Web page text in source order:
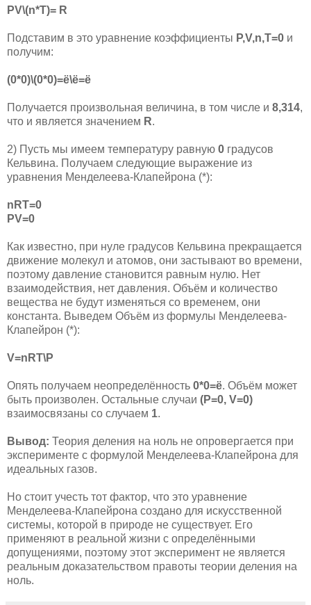
PV\(n*T)= R
Подставим в это уравнение коэффициенты P,V,n,T=0 и
получим:
(0*0)\(0*0)=ё\ё=ё
Получается произвольная величина, в том числе и 8,314,
что и является значением R.
2) Пусть мы имеем температуру равную 0 градусов
Кельвина. Получаем следующие выражение из
уравнения Менделеева-Клапейрона (*):
nRT=0
PV=0
Как известно, при нуле градусов Кельвина прекращается
движение молекул и атомов, они застывают во времени,
поэтому давление становится равным нулю. Нет
взаимодействия, нет давления. Объём и количество
вещества не будут изменяться со временем, они
константа. Выведем Объём из формулы Менделеева-
Клапейрон (*):
V=nRT\Р
Опять получаем неопределённость 0*0=ё. Объём может
быть произволен. Остальные случаи (Р=0, V=0)
взаимосвязаны со случаем 1.
Вывод: Теория деления на ноль не опровергается при
эксперименте с формулой Менделеева-Клапейрона для
идеальных газов.
Но стоит учесть тот фактор, что это уравнение
Менделеева-Клапейрона создано для искусственной
системы, которой в природе не существует. Его
применяют в реальной жизни с определёнными
допущениями, поэтому этот эксперимент не является
реальным доказательством правоты теории деления на
ноль.